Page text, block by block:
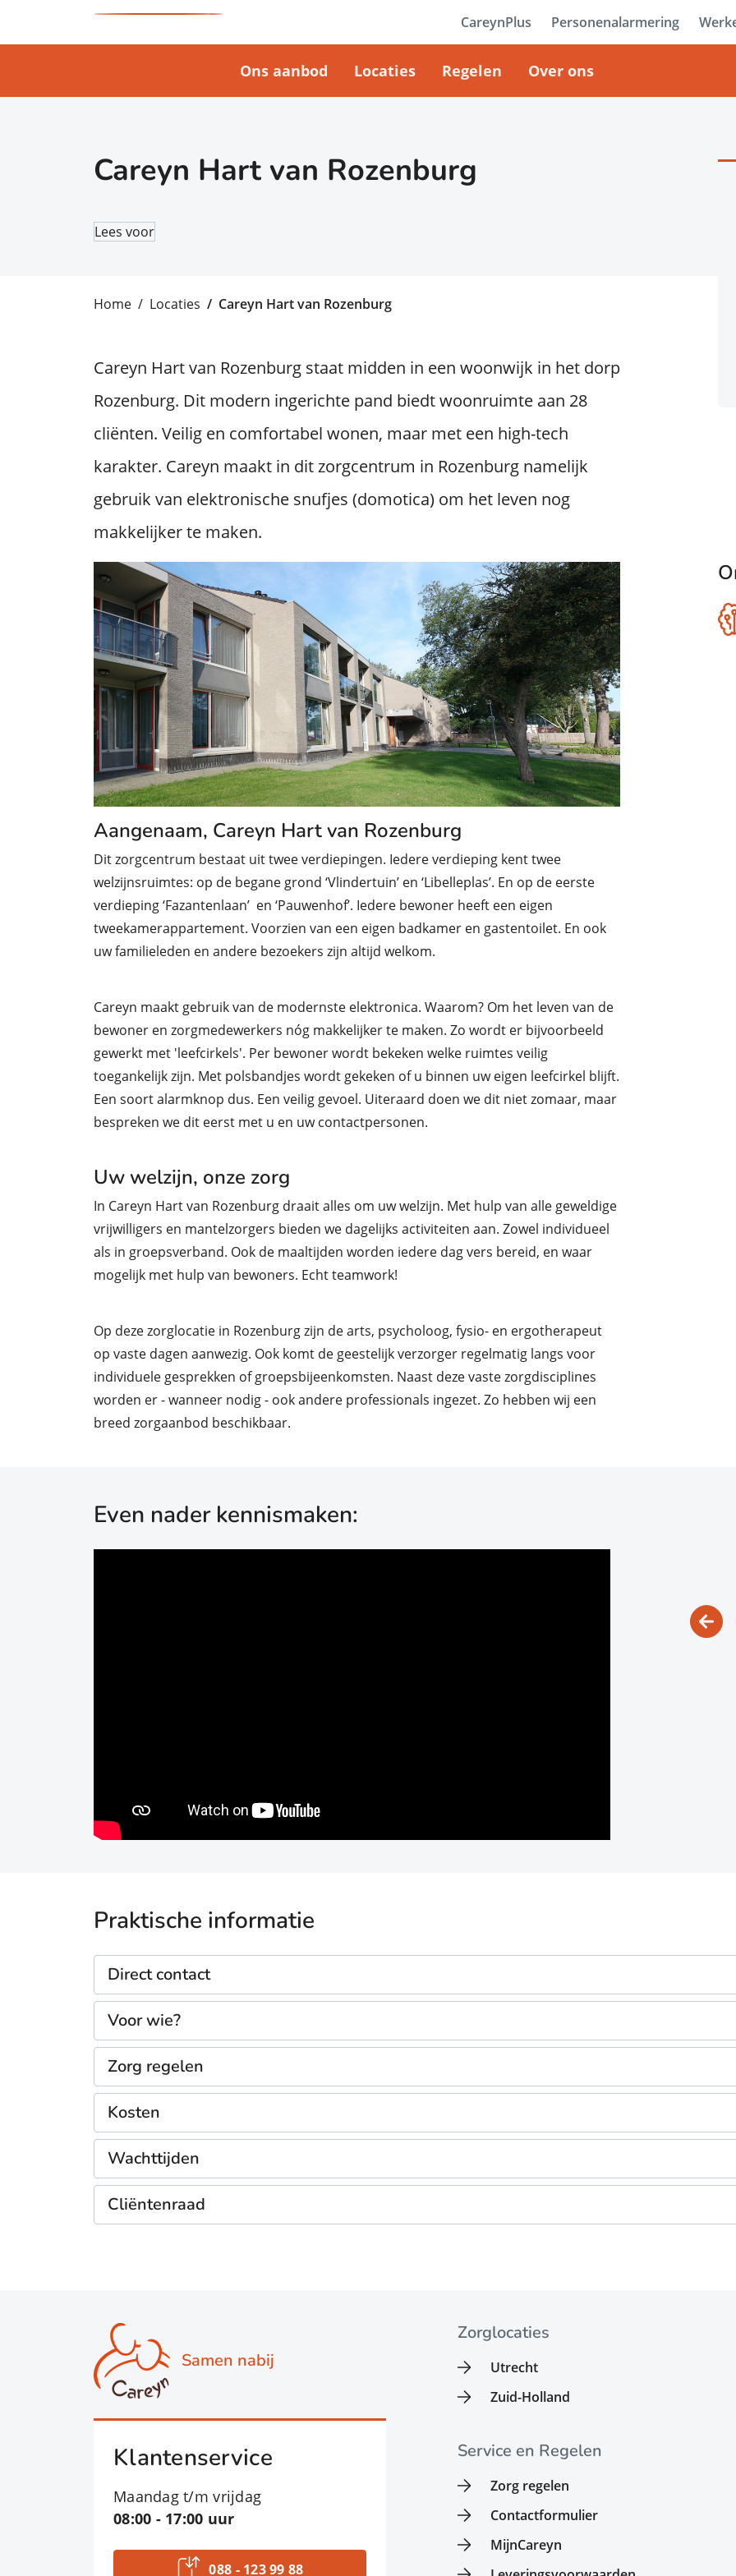
Ons aanbod Locaties Regelen Over ons
CareynPlus Personenalarmering
Careyn Hart van Rozenburg
Lees voor
Home Locaties Careyn Hart van Rozenburg
Careyn Hart van Rozenburg staat midden in een woonwijk in het dorp
Rozenburg. Dit modern ingerichte pand biedt woonruimte aan 28
cliënten. Veilig en comfortabel wonen, maar met een high-tech
karakter. Careyn maakt in dit zorgcentrum in Rozenburg namelijk
gebruik van elektronische snufjes (domotica) om het leven nog
makkelijker te maken.
Aangenaam, Careyn Hart van Rozenburg
Dit zorgcentrum bestaat uit twee verdiepingen. Iedere verdieping kent twee
welzijnsruimtes: op de begane grond ‘Vlindertuin’ en ‘Libelleplas’. En op de eerste
verdieping ‘Fazantenlaan’ en ‘Pauwenhof’. Iedere bewoner heeft een eigen
tweekamerappartement. Voorzien van een eigen badkamer en gastentoilet. En ook
uw familieleden en andere bezoekers zijn altijd welkom.
Careyn maakt gebruik van de modernste elektronica. Waarom? Om het leven van de
bewoner en zorgmedewerkers nóg makkelijker te maken. Zo wordt er bijvoorbeeld
gewerkt met 'leefcirkels'. Per bewoner wordt bekeken welke ruimtes veilig
toegankelijk zijn. Met polsbandjes wordt gekeken of u binnen uw eigen leefcirkel blijft.
Een soort alarmknop dus. Een veilig gevoel. Uiteraard doen we dit niet zomaar, maar
bespreken we dit eerst met u en uw contactpersonen.
Uw welzijn, onze zorg
In Careyn Hart van Rozenburg draait alles om uw welzijn. Met hulp van alle geweldige
vrijwilligers en mantelzorgers bieden we dagelijks activiteiten aan. Zowel individueel
als in groepsverband. Ook de maaltijden worden iedere dag vers bereid, en waar
mogelijk met hulp van bewoners. Echt teamwork!
Op deze zorglocatie in Rozenburg zijn de arts, psycholoog, fysio- en ergotherapeut
op vaste dagen aanwezig. Ook komt de geestelijk verzorger regelmatig langs voor
individuele gesprekken of groepsbijeenkomsten. Naast deze vaste zorgdisciplines
worden er - wanneer nodig - ook andere professionals ingezet. Zo hebben wij een
breed zorgaanbod beschikbaar.
Even nader kennismaken:
Praktische informatie
Direct contact
Voor wie?
Zorg regelen
Kosten
Wachttijden
Cliëntenraad
Samen nabij
Klantenservice
Maandag t/m vrijdag
08:00 - 17:00 uur
088 - 123 99 88
Zorglocaties
Utrecht
Zuid-Holland
Service en Regelen
Zorg regelen
Contactformulier
MijnCareyn